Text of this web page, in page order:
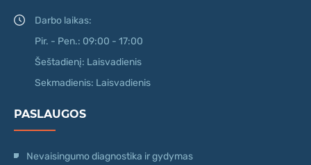
Darbo laikas:
Pir. - Pen.: 09:00 - 17:00
Šeštadienį: Laisvadienis
Sekmadienis: Laisvadienis
PASLAUGOS
Nevaisingumo diagnostika ir gydymas